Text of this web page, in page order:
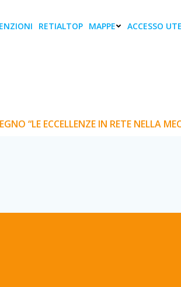
RETIALTOP MAPPE ACCESSO
“LE ECCELLENZE IN RETE NELLA